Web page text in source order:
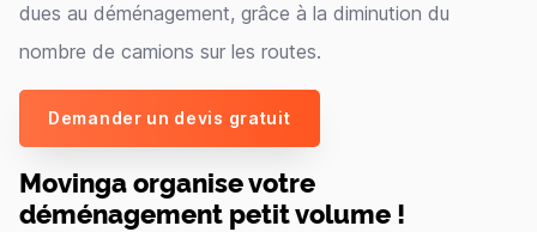
dues au déménagement, grâce à la diminution du
nombre de camions sur les routes.
Demander un devis gratuit
Movinga organise votre
déménagement petit volume !